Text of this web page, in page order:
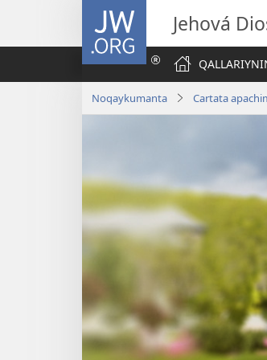
JW.ORG
Jehová
Noqaykumanta Cartata